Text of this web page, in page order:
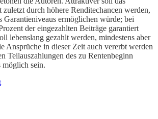
zuletzt durch höhere Renditechancen werden,
Garantieniveaus ermöglichen würde; bei
der eingezahlten Beiträge garantiert
lebenslang gezahlt werden, mindestens aber
Ansprüche in dieser Zeit auch vererbt werden
Teilauszahlungen des zu Rentenbeginn
möglich sein.